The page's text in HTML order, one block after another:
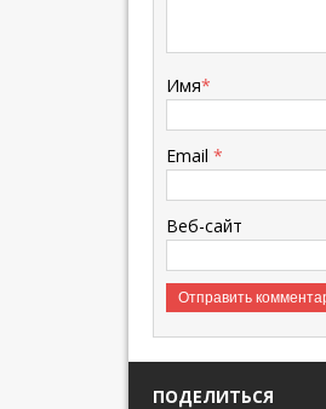
Имя*
Email *
Веб-сайт
ПОДЕЛИТЬСЯ